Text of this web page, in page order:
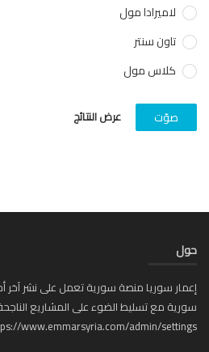
لاميرادا مول
تاون سنتر
كلاس مول
عرض النتائج
سوريا منصة سورية تعمل على نشر آخر أخبار
مع تسليط الضوء على المشاريع الناجحة
https://www.emmarsyria.com/admin/